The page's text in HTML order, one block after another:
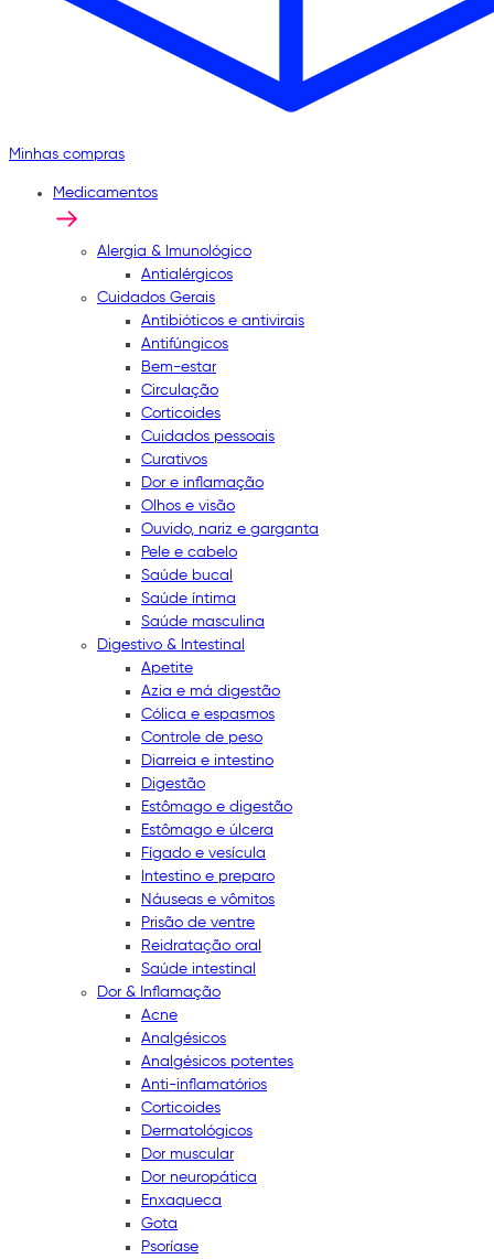
Minhas compras
Medicamentos
Alergia & Imunológico
Antialérgicos
Cuidados Gerais
Antibióticos e antivirais
Antifúngicos
Bem-estar
Circulação
Corticoides
Cuidados pessoais
Curativos
Dor e inflamação
Olhos e visão
Ouvido, nariz e garganta
Pele e cabelo
Saúde bucal
Saúde íntima
Saúde masculina
Digestivo & Intestinal
Apetite
Azia e má digestão
Cólica e espasmos
Controle de peso
Diarreia e intestino
Digestão
Estômago e digestão
Estômago e úlcera
Fígado e vesícula
Intestino e preparo
Náuseas e vômitos
Prisão de ventre
Reidratação oral
Saúde intestinal
Dor & Inflamação
Acne
Analgésicos
Analgésicos potentes
Anti-inflamatórios
Corticoides
Dermatológicos
Dor muscular
Dor neuropática
Enxaqueca
Gota
Psoríase